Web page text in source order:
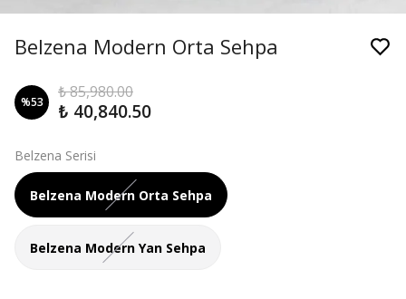
Belzena Modern Orta Sehpa
%53
₺ 85,980.00
₺ 40,840.50
Belzena Serisi
Belzena Modern Orta Sehpa
Belzena Modern Yan Sehpa